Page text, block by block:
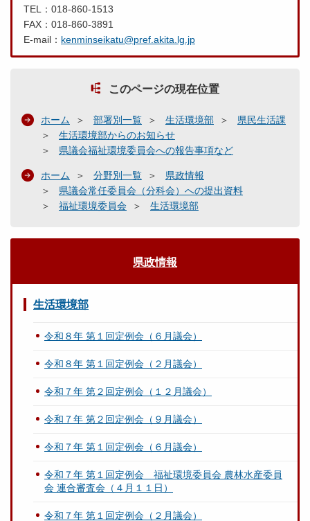
TEL：018-860-1513
FAX：018-860-3891
E-mail： kenminseikatu@pref.akita.lg.jp
このページの現在位置
ホーム 部署別一覧 生活環境部
県民生活課
生活環境部からのお知らせ
県議会福祉環境委員会への報告事項など
ホーム 分野別一覧
県政情報
県議会常任委員会（分科会）への提出資料
福祉環境委員会
生活環境部
県政情報
生活環境部
令和８年 第１回定例会（６月議会）
令和８年 第１回定例会（２月議会）
令和７年 第２回定例会（１２月議会）
令和７年 第２回定例会（９月議会）
令和７年 第１回定例会（６月議会）
令和７年 第１回定例会 福祉環境委員会 農林水産委員
会 連合審査会（４月１１日）
令和７年 第１回定例会（２月議会）